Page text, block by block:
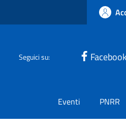
Seguici su: Facebook
Eventi PNRR